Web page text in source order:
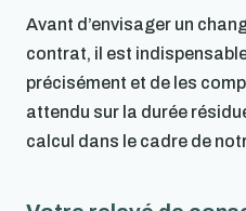
Avant d’envisager un
contrat, il est
précisément et de les
attendu sur la durée
calcul dans le cadre de